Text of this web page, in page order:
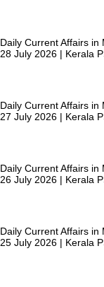
Daily Current Affairs in
28 July 2026 | Kerala
Daily Current Affairs in
27 July 2026 | Kerala
Daily Current Affairs in
26 July 2026 | Kerala
Daily Current Affairs in
25 July 2026 | Kerala